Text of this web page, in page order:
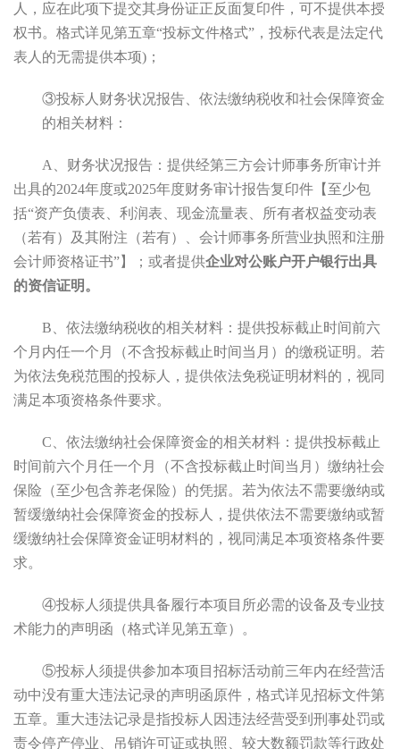
人，应在此项下提交其身份证正反面复印件，可不提供本授
权书。格式详见第五章“投标文件格式”，投标代表是法定代
表人的无需提供本项)；
③投标人财务状况报告、依法缴纳税收和社会保障资金
的相关材料：
A、财务状况报告：提供经第三方会计师事务所审计并
出具的2024年度或2025年度财务审计报告复印件【至少包
括“资产负债表、利润表、现金流量表、所有者权益变动表
（若有）及其附注（若有）、会计师事务所营业执照和注册
会计师资格证书”】；或者提供企业对公账户开户银行出具
的资信证明。
B、依法缴纳税收的相关材料：提供投标截止时间前六
个月内任一个月（不含投标截止时间当月）的缴税证明。若
为依法免税范围的投标人，提供依法免税证明材料的，视同
满足本项资格条件要求。
C、依法缴纳社会保障资金的相关材料：提供投标截止
时间前六个月任一个月（不含投标截止时间当月）缴纳社会
保险 （至少包含养老保险） 的凭据。若为依法不需要缴纳或
暂缓缴纳社会保障资金的投标人，提供依法不需要缴纳或暂
缓缴纳社会保障资金证明材料的，视同满足本项资格条件要
求。
④投标人须提供具备履行本项目所必需的设备及专业技
术能力的声明函（格式详见第五章）。
⑤投标人须提供参加本项目招标活动前三年内在经营活
动中没有重大违法记录的声明函原件，格式详见招标文件第
五章。重大违法记录是指投标人因违法经营受到刑事处罚或
责令停产停业、吊销许可证或执照、较大数额罚款等行政处